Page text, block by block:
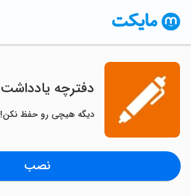
دفترچه یادداشت
دیگه هیچی رو حفظ نکن!
نصب